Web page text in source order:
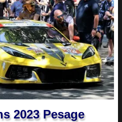
2023 Pesage